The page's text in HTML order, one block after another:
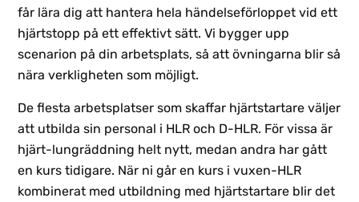
får lära dig att hantera hela händelseförloppet vid ett
hjärtstopp på ett effektivt sätt. Vi bygger upp
scenarion på din arbetsplats, så att övningarna blir så
nära verkligheten som möjligt.
De flesta arbetsplatser som skaffar hjärtstartare väljer
att utbilda sin personal i HLR och D-HLR. För vissa är
hjärt-lungräddning helt nytt, medan andra har gått
en kurs tidigare. När ni går en kurs i vuxen-HLR
kombinerat med utbildning med hjärtstartare blir det